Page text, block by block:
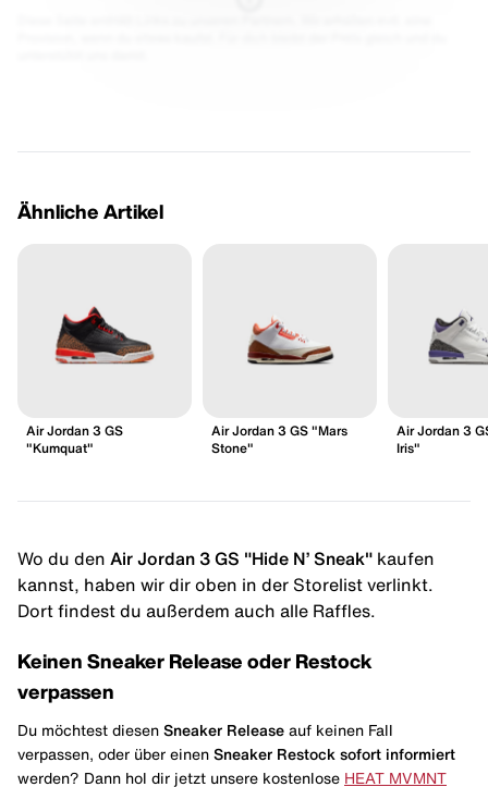
Ähnliche Artikel
Air Jordan 3 GS
"Kumquat"
Air Jordan 3 GS "Mars
Stone"
Air Jordan 3
Iris"
Wo du den Air Jordan 3 GS "Hide N’ Sneak" kaufen
kannst, haben wir dir oben in der Storelist verlinkt.
Dort findest du außerdem auch alle Raffles.
Keinen Sneaker Release oder Restock
verpassen
Du möchtest diesen Sneaker Release auf keinen Fall
verpassen, oder über einen Sneaker Restock sofort informiert
werden? Dann hol dir jetzt unsere kostenlose HEAT MVMNT